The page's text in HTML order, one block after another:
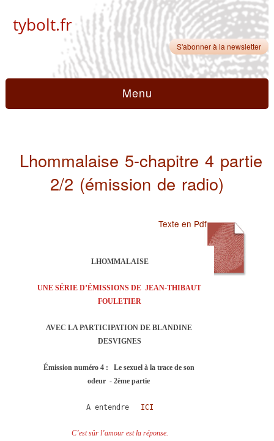
tybolt.fr
S'abonner à la newsletter
Menu
Lhommalaise 5-chapitre 4 partie
2/2 (émission de radio)
Texte en Pdf
LHOMMALAISE
UNE SÉRIE D’ÉMISSIONS DE  JEAN-THIBAUT
FOULETIER
AVEC LA PARTICIPATION DE BLANDINE
DESVIGNES
Émission numéro 4 :   Le sexuel à la trace de son
odeur  - 2ème partie
A entendre ICI
C’est sûr l’amour est la réponse.